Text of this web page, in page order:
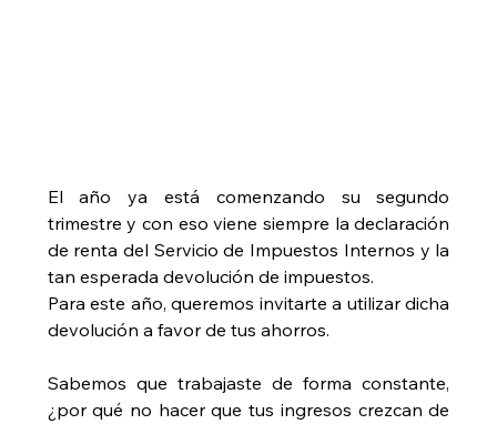
El año ya está comenzando su segundo
trimestre y con eso viene siempre la declaración
de renta del Servicio de Impuestos Internos y la
tan esperada devolución de impuestos.
Para este año, queremos invitarte a utilizar dicha
devolución a favor de tus ahorros.
Sabemos que trabajaste de forma constante,
¿por qué no hacer que tus ingresos crezcan de